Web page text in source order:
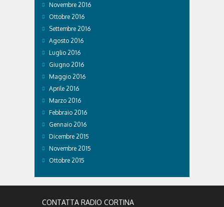
Novembre 2016
Ottobre 2016
Settembre 2016
Agosto 2016
Luglio 2016
Giugno 2016
Maggio 2016
Aprile 2016
Marzo 2016
Febbraio 2016
Gennaio 2016
Dicembre 2015
Novembre 2015
Ottobre 2015
CONTATTA RADIO CORTINA